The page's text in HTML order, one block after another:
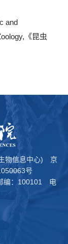
and
《昆虫
物信息中心) 京
号
编：100101 电